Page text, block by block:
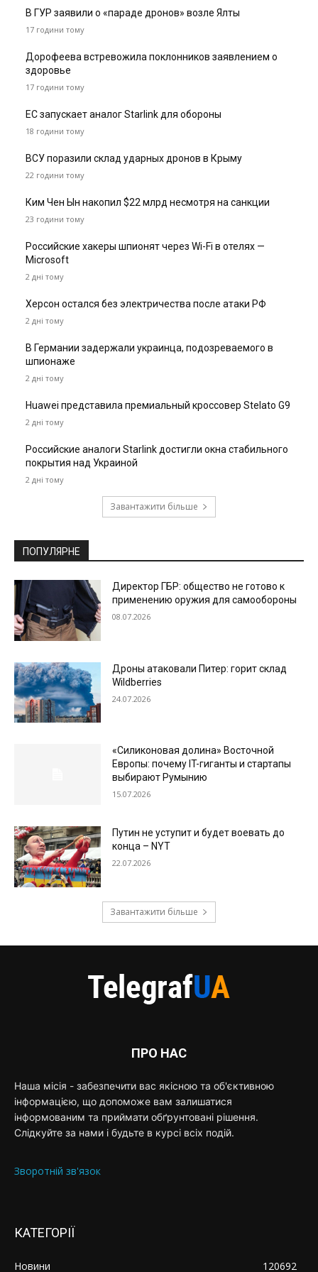
В ГУР заявили о «параде дронов» возле Ялты
17 години тому
Дорофеева встревожила поклонников заявлением о
здоровье
17 години тому
ЕС запускает аналог Starlink для обороны
18 години тому
ВСУ поразили склад ударных дронов в Крыму
22 години тому
Ким Чен Ын накопил $22 млрд несмотря на санкции
23 години тому
Российские хакеры шпионят через Wi-Fi в отелях —
Microsoft
2 дні тому
Херсон остался без электричества после атаки РФ
2 дні тому
В Германии задержали украинца, подозреваемого в
шпионаже
2 дні тому
Huawei представила премиальный кроссовер Stelato G9
2 дні тому
Российские аналоги Starlink достигли окна стабильного
покрытия над Украиной
2 дні тому
Завантажити більше
ПОПУЛЯРНЕ
Директор ГБР: общество не готово к
применению оружия для самообороны
08.07.2026
Дроны атаковали Питер: горит склад
Wildberries
24.07.2026
«Силиконовая долина» Восточной
Европы: почему IT-гиганты и стартапы
выбирают Румынию
15.07.2026
Путин не уступит и будет воевать до
конца – NYT
22.07.2026
Завантажити більше
ПРО НАС
Наша місія - забезпечити вас якісною та об'єктивною
інформацією, що допоможе вам залишатися
інформованим та приймати обґрунтовані рішення.
Слідкуйте за нами і будьте в курсі всіх подій.
Зворотній зв'язок
КАТЕГОРІЇ
Новини 120692